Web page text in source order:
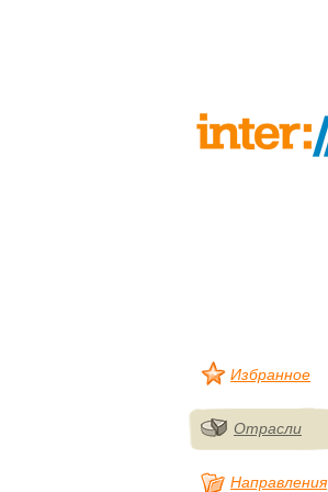
Избранное
Отрасли
Направления